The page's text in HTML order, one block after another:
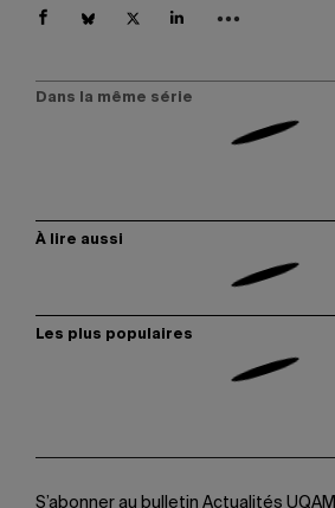
Dans la même série
À lire aussi
Les plus populaires
S’abonner au bulletin Actualités UQAM